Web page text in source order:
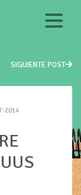
SIGUIENTE POST
2014